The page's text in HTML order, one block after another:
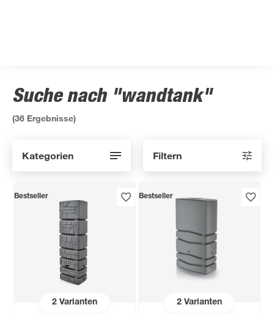
Suche nach "wandtank"
(36 Ergebnisse)
Kategorien Filtern
2Varianten
Bestseller
2Varianten
Bestseller